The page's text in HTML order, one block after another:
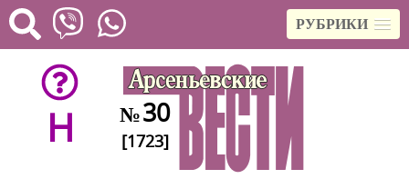
РУБРИКИ
H №30
[1723]